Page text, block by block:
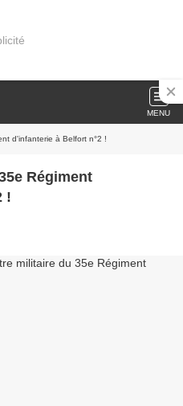
MENU
d'infanterie à Belfort n°2 !
Régiment
!